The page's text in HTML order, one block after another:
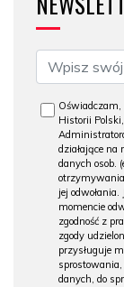
Historii
działające na
danych osob.
jej
momencie
zgodność z
zgody
przysługuje
danych, do